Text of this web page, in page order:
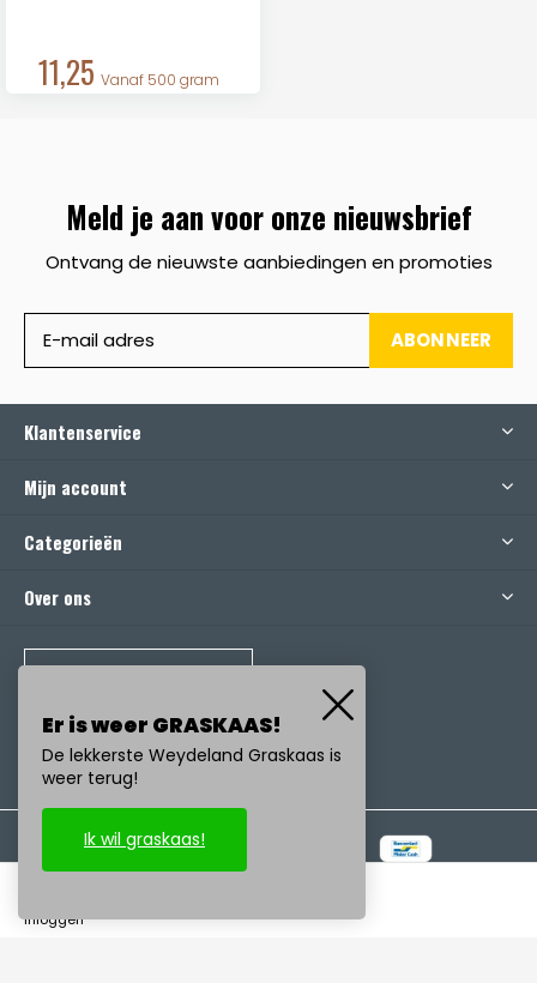
11,25 Vanaf 500 gram
Meld je aan voor onze nieuwsbrief
Ontvang de nieuwste aanbiedingen en promoties
ABONNEER
Klantenservice
Mijn account
Categorieën
Over ons
inloggen
Er is weer GRASKAAS!
De lekkerste Weydeland Graskaas is
weer terug!
Ik wil graskaas!